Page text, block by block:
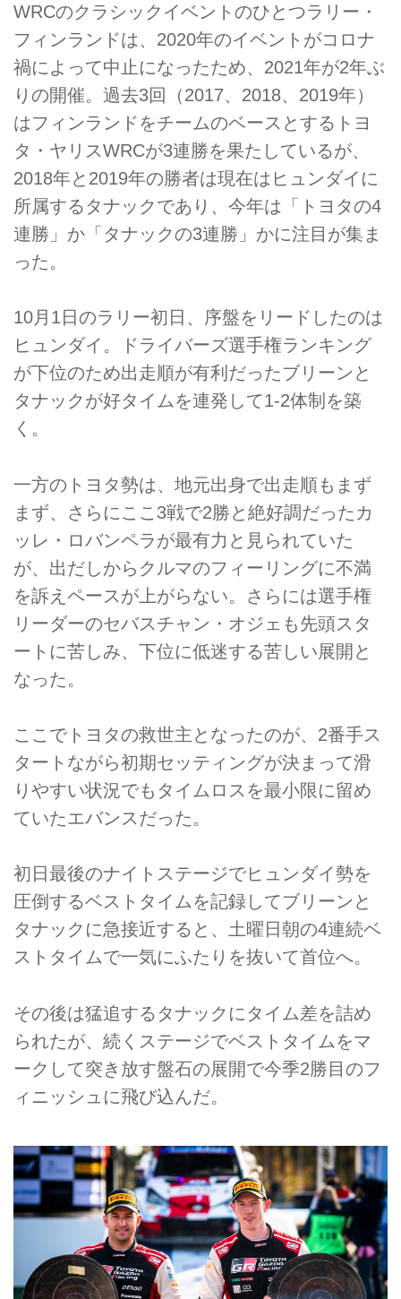
WRCのクラシックイベントのひとつラリー・
フィンランドは、2020年のイベントがコロナ
禍によって中止になったため、2021年が2年ぶ
りの開催。過去3回（2017、2018、2019年）
はフィンランドをチームのベースとするトヨ
タ・ヤリスWRCが3連勝を果たしているが、
2018年と2019年の勝者は現在はヒュンダイに
所属するタナックであり、今年は「トヨタの4
連勝」か「タナックの3連勝」かに注目が集ま
った。
10月1日のラリー初日、序盤をリードしたのは
ヒュンダイ。ドライバーズ選手権ランキング
が下位のため出走順が有利だったブリーンと
タナックが好タイムを連発して1-2体制を築
く。
一方のトヨタ勢は、地元出身で出走順もまず
まず、さらにここ3戦で2勝と絶好調だったカ
ッレ・ロバンペラが最有力と見られていた
が、出だしからクルマのフィーリングに不満
を訴えペースが上がらない。さらには選手権
リーダーのセバスチャン・オジェも先頭スタ
ートに苦しみ、下位に低迷する苦しい展開と
なった。
ここでトヨタの救世主となったのが、2番手ス
タートながら初期セッティングが決まって滑
りやすい状況でもタイムロスを最小限に留め
ていたエバンスだった。
初日最後のナイトステージでヒュンダイ勢を
圧倒するベストタイムを記録してブリーンと
タナックに急接近すると、土曜日朝の4連続ベ
ストタイムで一気にふたりを抜いて首位へ。
その後は猛追するタナックにタイム差を詰め
られたが、続くステージでベストタイムをマ
ークして突き放す盤石の展開で今季2勝目のフ
ィニッシュに飛び込んだ。